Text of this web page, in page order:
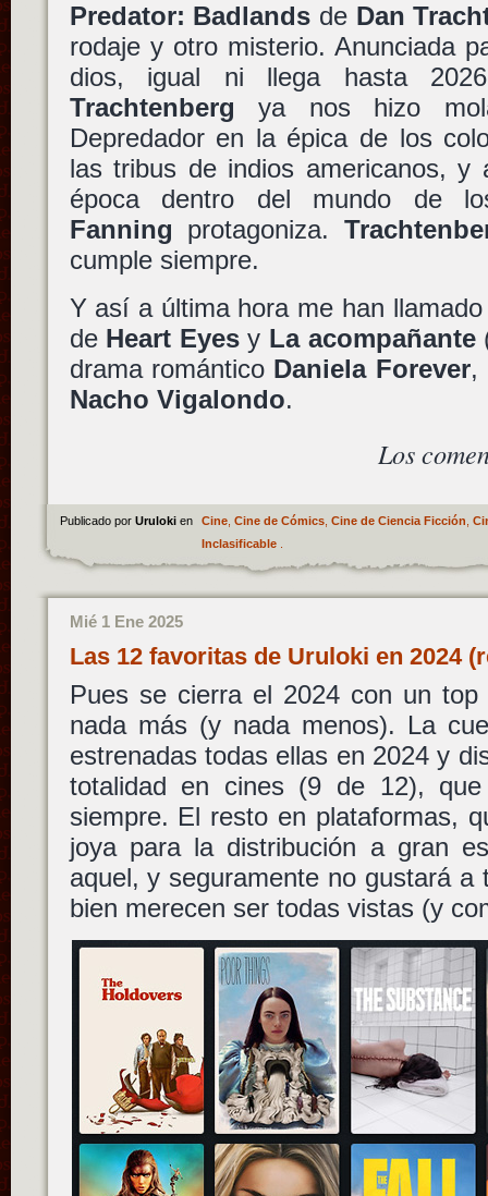
Predator: Badlands de Dan
rodaje y otro misterio. Anunciada
dios, igual ni llega hasta
Trachtenberg ya nos hizo
Depredador en la épica de los
las tribus de indios americanos, y
época dentro del mundo de
Fanning protagoniza.
cumple siempre.
Y así a última hora me han
de Heart Eyesy La acompañante
drama romántico Daniela Forever,
Nacho Vigalondo.
Los
Publicado por Uruloki en Cine, Cine de Cómics, Cine de Ciencia Ficción
Inclasificable.
Mié 1 Ene 2025
Las 12 favoritas de Uruloki en 2024
Pues se cierra el 2024 con un
nada más (y nada menos). La
estrenadas todas ellas en 2024 y
totalidad en cines (9 de 12),
siempre. El resto en plataformas,
joya para la distribución a gran
aquel, y seguramente no gustará
bien merecen ser todas vistas (y